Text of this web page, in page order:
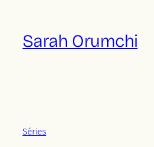
contenuSarah Orumchi
Séries